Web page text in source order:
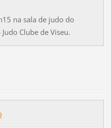
na sala de judo do
Clube de Viseu.